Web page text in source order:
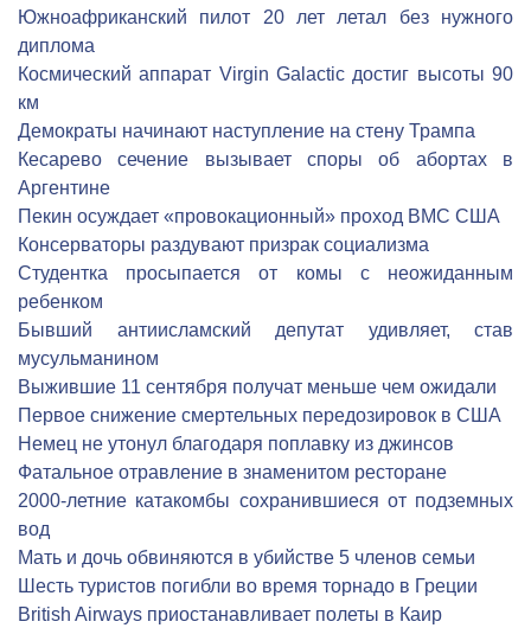
Южноафриканский пилот 20 лет летал без нужного
диплома
Космический аппарат Virgin Galactic достиг высоты 90
км
Демократы начинают наступление на стену Трампа
Кесарево сечение вызывает споры об абортах в
Аргентине
Пекин осуждает «провокационный» проход ВМС США
Консерваторы раздувают призрак социализма
Студентка просыпается от комы с неожиданным
ребенком
Бывший антиисламский депутат удивляет, став
мусульманином
Выжившие 11 сентября получат меньше чем ожидали
Первое снижение смертельных передозировок в США
Немец не утонул благодаря поплавку из джинсов
Фатальное отравление в знаменитом ресторане
2000-летние катакомбы сохранившиеся от подземных
вод
Мать и дочь обвиняются в убийстве 5 членов семьи
Шесть туристов погибли во время торнадо в Греции
British Airways приостанавливает полеты в Каир